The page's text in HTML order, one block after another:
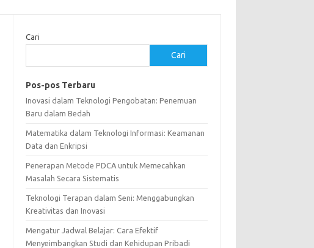
Cari
Cari
Pos-pos Terbaru
Inovasi dalam Teknologi Pengobatan: Penemuan
Baru dalam Bedah
Matematika dalam Teknologi Informasi: Keamanan
Data dan Enkripsi
Penerapan Metode PDCA untuk Memecahkan
Masalah Secara Sistematis
Teknologi Terapan dalam Seni: Menggabungkan
Kreativitas dan Inovasi
Mengatur Jadwal Belajar: Cara Efektif
Menyeimbangkan Studi dan Kehidupan Pribadi